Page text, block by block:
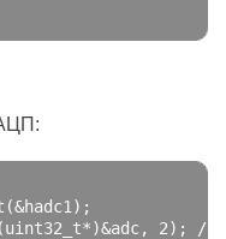
(&hadc1 );
(uint32_t*)&adc, 2); //